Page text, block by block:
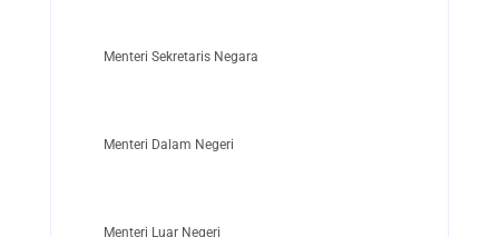
Menteri Sekretaris Negara
Menteri Dalam Negeri
Menteri Luar Negeri